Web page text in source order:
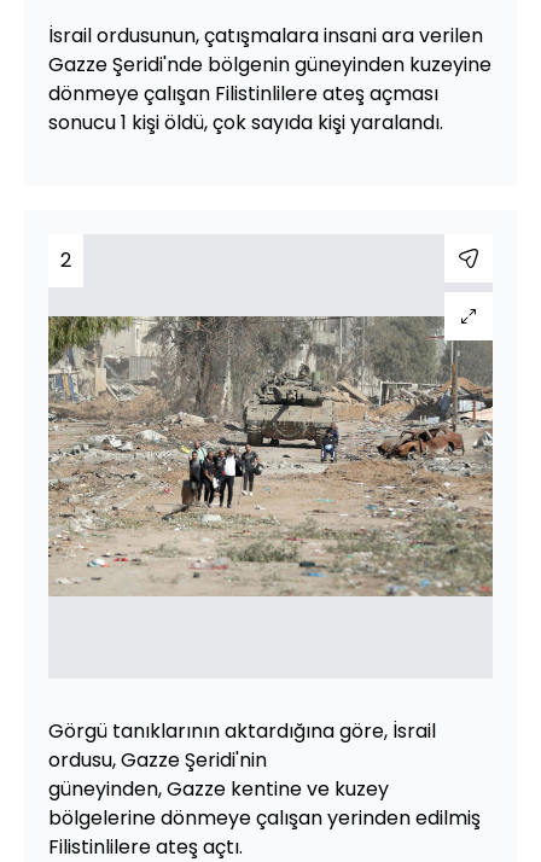
İsrail ordusunun, çatışmalara insani ara verilen
Gazze Şeridi'nde bölgenin güneyinden kuzeyine
dönmeye çalışan Filistinlilere ateş açması
sonucu 1 kişi öldü, çok sayıda kişi yaralandı.
2
Görgü tanıklarının aktardığına göre, İsrail
ordusu, Gazze Şeridi'nin
güneyinden, Gazze kentine ve kuzey
bölgelerine dönmeye çalışan yerinden edilmiş
Filistinlilere ateş açtı.